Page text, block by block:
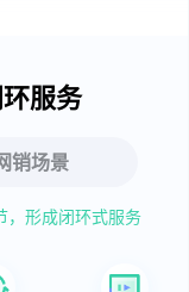
服务
销场景
，形成闭环式服务